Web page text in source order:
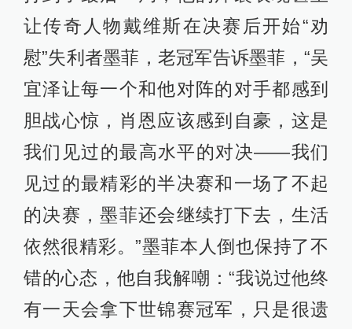
让传奇人物戴维斯在决赛后开始“劝
慰”失利者墨菲，老冠军告诉墨菲，“吴
宜泽让每一个和他对阵的对手都感到
胆战心惊，肖恩应该感到自豪，这是
我们见过的最高水平的对决——我们
见过的最精彩的半决赛和一场了不起
的决赛，墨菲还会继续打下去，生活
依然很精彩。”墨菲本人倒也保持了不
错的心态，他自我解嘲：“我说过他终
有一天会拿下世锦赛冠军，只是很遗